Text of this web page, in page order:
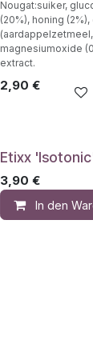
Nougat:suiker,
(20%), honing
magnesiumoxide
extract.
2,90 €
Etixx
3,90 €
In den